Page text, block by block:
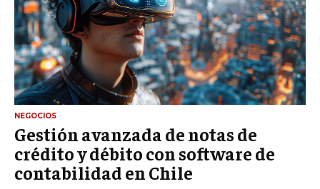
NEGOCIOS
Gestión avanzada de notas de
crédito y débito con software de
contabilidad en Chile